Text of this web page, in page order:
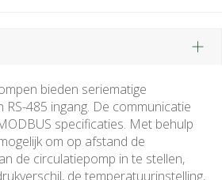
bieden seriematige
RS-485 ingang. De communicatie
specificaties. Met behulp
om op afstand de
de circulatiepomp in te stellen,
de temperatuurinstelling,